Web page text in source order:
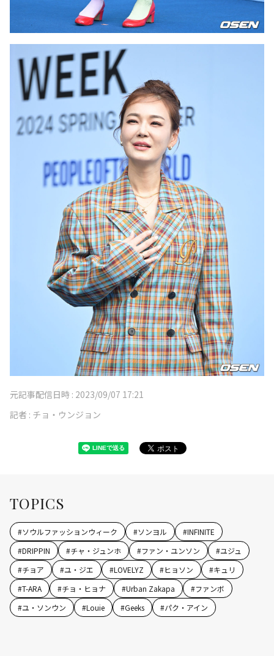
元記事配信日時 : 2023/09/07 17:21
記者 : チョ・ウンジョン
TOPICS
#ソウルファッションウィーク #ソンヨル #INFINITE
#DRIPPIN #チャ・ジュンホ #ファン・ユンソン #ユジュ
#チョア #ユ・ジエ #LOVELYZ #ヒョソン #キュリ
#T-ARA #チョ・ヒョナ #Urban Zakapa #ファンボ
#ユ・ソンウン #Louie #Geeks #パク・アイン